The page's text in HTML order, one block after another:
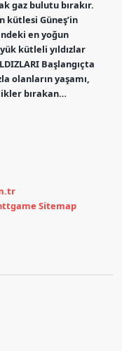
gaz bulutu bırakır.
kütlesi Güneş’in
en yoğun
kütleli yıldızlar
Başlangıçta
olanların yaşamı,
bırakan…
Sitemap